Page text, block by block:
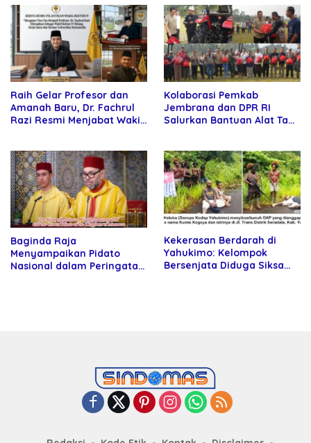
Raih Gelar Profesor dan
Amanah Baru, Dr. Fachrul
Razi Resmi Menjabat Wakil
Kolaborasi Pemkab
Jembrana dan DPR RI
Salurkan Bantuan Alat Tani
Baginda Raja
Menyampaikan Pidato
Nasional dalam Peringatan
Kekerasan Berdarah di
Yahukimo: Kelompok
Bersenjata Diduga Siksa